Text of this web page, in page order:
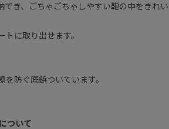
き、ごちゃごちゃしやすい鞄の中をきれい
に取り出せます。
防ぐ底鋲ついています。
ついて